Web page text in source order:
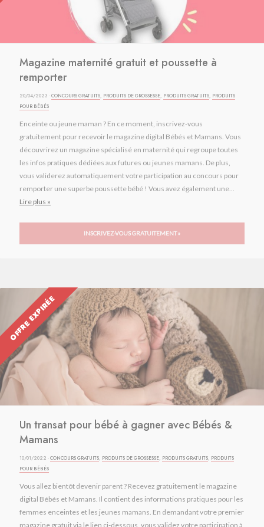
Magazine maternité gratuit et poussette à
remporter
20/04/2023 ·CONCOURS GRATUITS, PRODUITS DE GROSSESSE, PRODUITS GRATUITS, PRODUITS
POUR BÉBÉS
Enceinte ou jeune maman ? En ce moment, inscrivez-vous
gratuitement pour recevoir le magazine digital Bébés et Mamans. Vous
découvrirez un magazine spécialisé en maternité qui regroupe toutes
les infos pratiques dédiées aux futures ou jeunes mamans. De plus,
vous validerez automatiquement votre participation au concours pour
remporter une superbe poussette bébé ! Vous avez également une...
Lire plus »
INSCRIVEZ-VOUS GRATUITEMENT »
OFFRE EXPIRÉE
Un transat pour bébé à gagner avec Bébés &
Mamans
10/01/2022 ·CONCOURS GRATUITS, PRODUITS DE GROSSESSE, PRODUITS GRATUITS, PRODUITS
POUR BÉBÉS
Vous allez bientôt devenir parent ? Recevez gratuitement le magazine
digital Bébés et Mamans. Il contient des informations pratiques pour les
femmes enceintes et les jeunes mamans. En demandant votre premier
magazine gratuit via le lien ci-dessous, vous validez votre participation à